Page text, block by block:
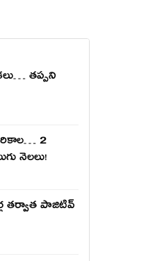
తప్పని
2
నెలలు!
త‌ర్వాత పాజిటివ్